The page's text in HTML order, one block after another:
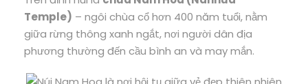
Temple) – ngôi chùa cổ hơn 400 năm tuổi, nằm
giữa rừng thông xanh ngắt, nơi người dân địa
phương thường đến cầu bình an và may mắn.